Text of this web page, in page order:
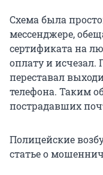
Схема была
мессенджере,
сертификата на
оплату и исчезал.
переставал
телефона. Таким
пострадавших
Полицейские
статье о